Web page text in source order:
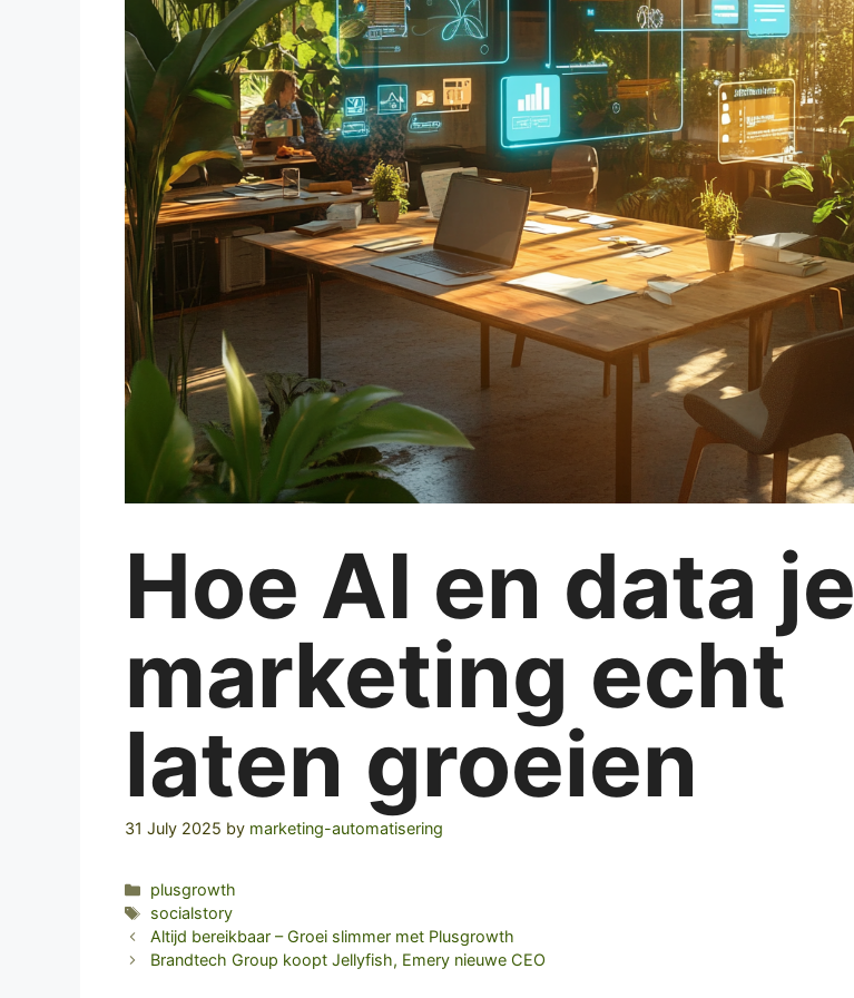
Hoe AI en data je
marketing echt
laten groeien
31 July 2025 by marketing-automatisering
Categories
plusgrowth
Tags
socialstory
Altijd bereikbaar – Groei slimmer met Plusgrowth
Brandtech Group koopt Jellyfish, Emery nieuwe CEO